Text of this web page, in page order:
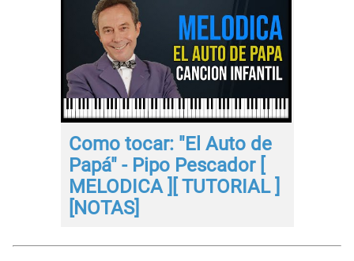
Como tocar: "El Auto de
Papá" - Pipo Pescador [
MELODICA ][ TUTORIAL ]
[NOTAS]